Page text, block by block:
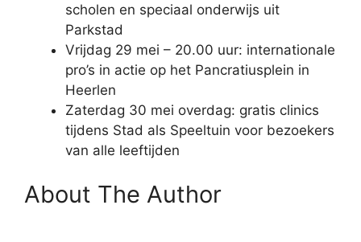
scholen en speciaal onderwijs uit
Parkstad
Vrijdag 29 mei – 20.00 uur: internationale
pro’s in actie op het Pancratiusplein in
Heerlen
Zaterdag 30 mei overdag: gratis clinics
tijdens Stad als Speeltuin voor bezoekers
van alle leeftijden
About The Author